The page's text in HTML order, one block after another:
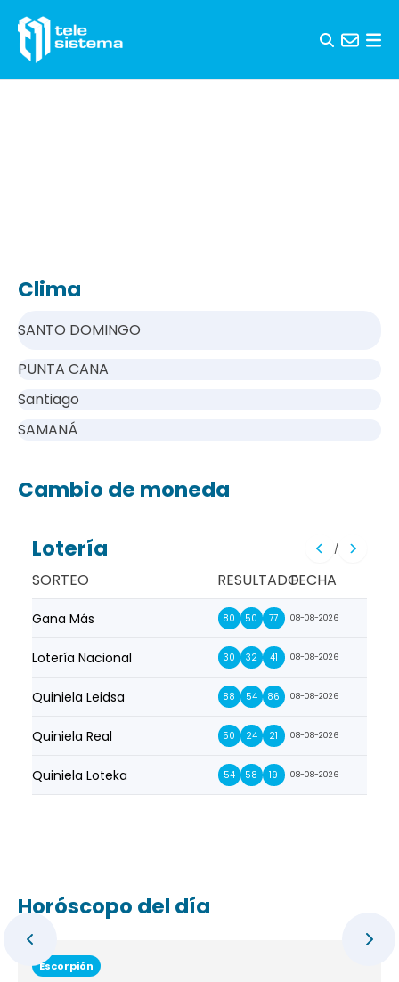
Clima
SANTO DOMINGO
PUNTA CANA
Santiago
SAMANÁ
Cambio de moneda
Lotería /
SORTEO RESULTADOFECHA
Gana Más 80 50 77 08-08-2026
Lotería Nacional 30 32 41 08-08-2026
Quiniela Leidsa 88 54 86 08-08-2026
Quiniela Real 50 24 21 08-08-2026
Quiniela Loteka 54 58 19 08-08-2026
Horóscopo del día
Escorpión